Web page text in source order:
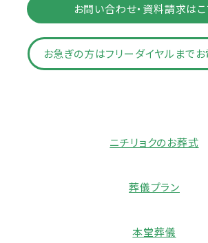
お問い合わせ・資料請求は
お急ぎの方はフリーダイヤルまで
ニチリョクのお葬式
葬儀プラン
本堂葬儀